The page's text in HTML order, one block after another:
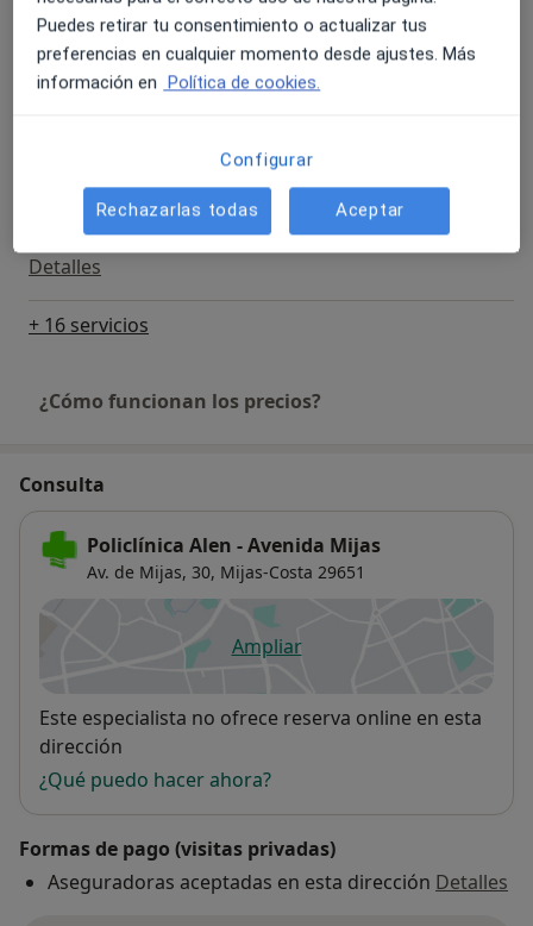
Visitas sucesivas Angiología y Cirugía Vascular
Detalles
Visita Angiología y Cirugía Vascular
Detalles
+ 16 servicios
¿Cómo funcionan los precios?
Consulta
Policlínica Alen - Avenida Mijas
Av. de Mijas, 30, Mijas-Costa 29651
Ampliarse abre en una nueva
Disponibilidad
Este especialista no ofrece reserva online en esta
dirección
¿Qué puedo hacer ahora?
Formas de pago (visitas privadas)
Aseguradoras aceptadas en esta dirección Detalles
Puedes retirar tu consentimiento o actualizar tus
preferencias en cualquier momento desde ajustes. Más
información en Política de cookies.
Configurar
Rechazarlas todas Aceptar